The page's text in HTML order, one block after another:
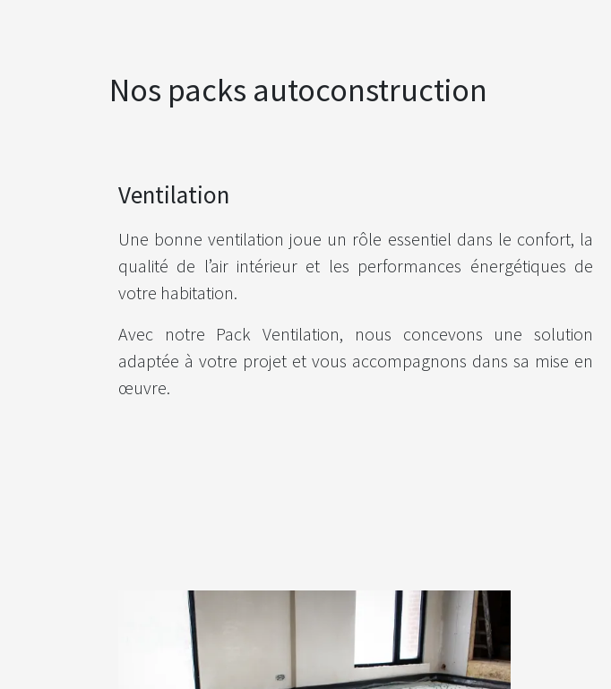
Nos packs autoconstruction
Ventilation
Une bonne ventilation joue un rôle essentiel dans le confort, la
qualité de l’air intérieur et les performances énergétiques de
votre habitation.
Avec notre Pack Ventilation, nous concevons une solution
adaptée à votre projet et vous accompagnons dans sa mise en
œuvre.